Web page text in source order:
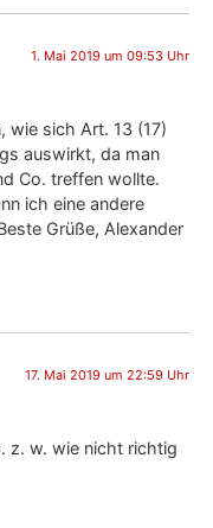
1. Mai 2019 um 09:53 Uhr
wie sich Art. 13 (17)
auswirkt, da man
Co. treffen wollte.
ich eine andere
Grüße, Alexander
17. Mai 2019 um 22:59 Uhr
z. w. wie nicht richtig